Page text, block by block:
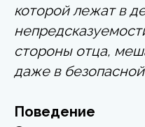
которой лежат в
стороны отца,
даже в
Поведение